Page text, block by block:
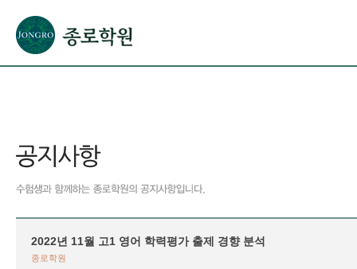
2022년 11월 고1 영어 학력평가 출제 경향 분석
종로학원